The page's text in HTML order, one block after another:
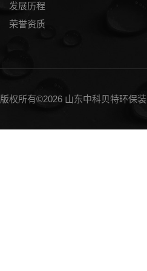
发展历程
荣誉资质
版权所有©2026 山东中科贝特环保